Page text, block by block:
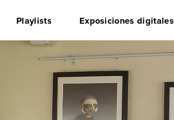
Playlists Exposiciones digitales